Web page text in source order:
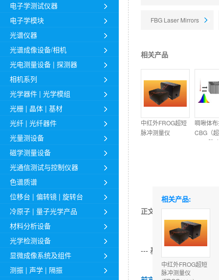
电子学测试仪器
电子学模块
光谱仪器
光谱成像设备/相机
光电测量设备 | 探测器
相机系列
光学器件 | 光学模组
光栅 | 晶体 | 基材
光纤 | 光纤器件
光量测设备
磁学测量设备
光通信测试与控制仪器
色谱质谱
位移台 | 偏转镜 | 旋转台
冷原子 | 量子光学产品
材料分析设备
光学检测设备
显微成像系统及组件
测振 | 声学 | 隔振
FBG Laser Mirrors
相关产品
中红外FROG超短
脉冲测量仪
啁啾体
CBG（
fs/ps 脉
相关产品:
中红外FROG超短
脉冲测量仪
正文
--- 基于高损伤阈值CBG在